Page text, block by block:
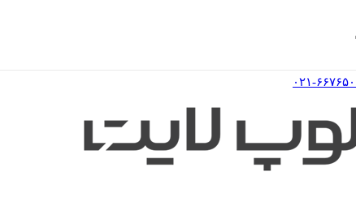
۶۶۷۶۵۰۰۰